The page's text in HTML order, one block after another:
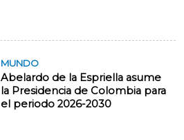
MUNDO
Abelardo de la Espriella asume
la Presidencia de Colombia para
el periodo 2026-2030